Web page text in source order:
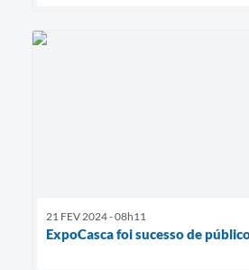
21 FEV 2024 - 08h11
ExpoCasca foi sucesso de